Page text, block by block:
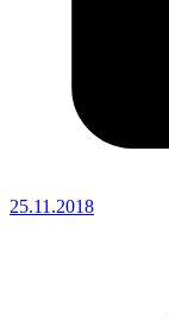
25.11.2018